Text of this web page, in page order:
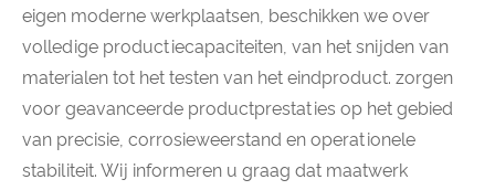
eigen moderne werkplaatsen, beschikken we over
volledige productiecapaciteiten, van het snijden van
materialen tot het testen van het eindproduct. zorgen
voor geavanceerde productprestaties op het gebied
van precisie, corrosieweerstand en operationele
stabiliteit. Wij informeren u graag dat maatwerk